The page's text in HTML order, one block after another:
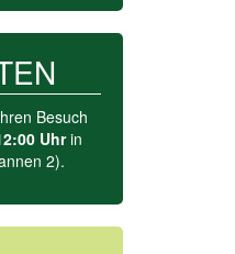
Besuch
Uhrin
2).